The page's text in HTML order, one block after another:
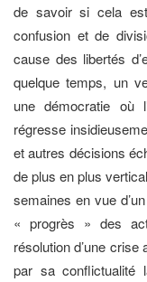
de savoir si cela
confusion et de
cause des libertés
quelque temps, un
une démocratie où
régresse
et autres décisions
de plus en plus
semaines en vue
« progrès » des
résolution d’une
par sa conflictualité